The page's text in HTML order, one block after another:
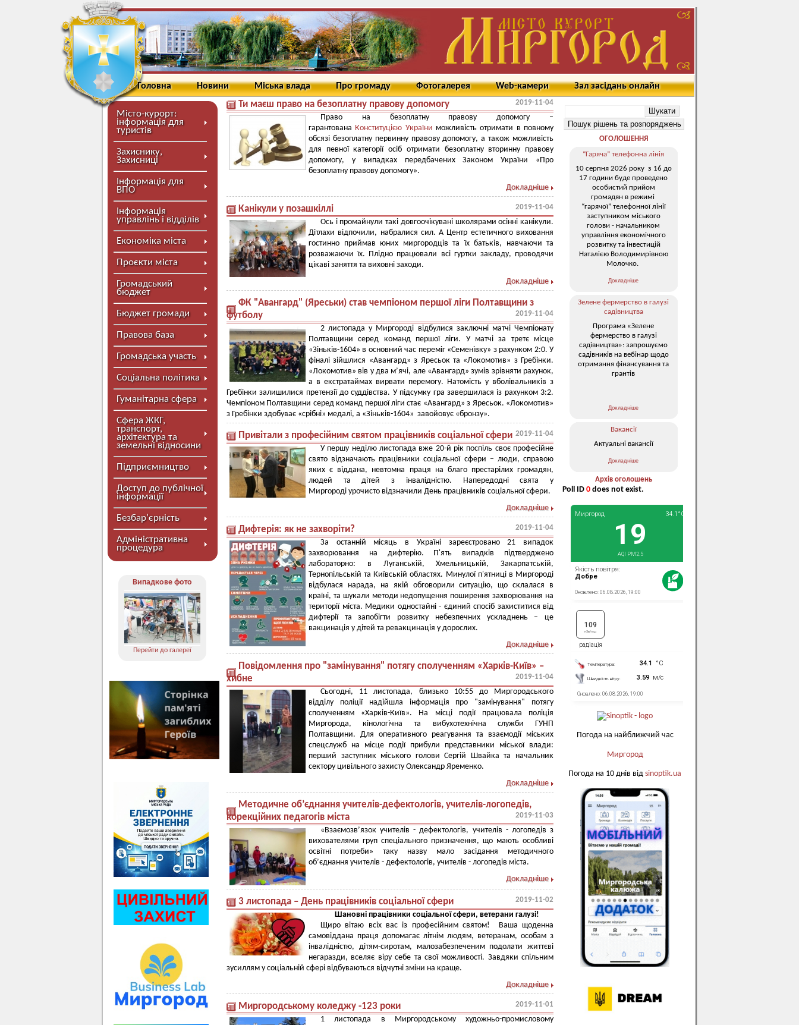
Головна Новини Міська влада Про громаду Фотогалерея Web-камери Зал засідань онлайн
Місто-курорт:
інформація для
туристів
Захиснику,
Захисниці
Інформація для
ВПО
Інформація
управлінь і відділів
Економіка міста
Проєкти міста
Громадський
бюджет
Бюджет громади
Правова база
Громадська участь
Соціальна політика
Гуманітарна сфера
Сфера ЖКГ,
транспорт,
архітектура та
земельні відносини
Підприємництво
Доступ до публічної
інформації
Безбар’єрність
Адміністративна
процедура
Випадкове фото
Перейти до галереї
Ти маєш право на безоплатну правову допомогу 2019-11-04
Право на безоплатну правову допомогу –
гарантована Конституцією України можливість отримати в повному
обсязі безоплатну первинну правову допомогу, а також можливість
для певної категорії осіб отримати безоплатну вторинну правову
допомогу, у випадках передбачених Законом України «Про
безоплатну правову допомогу».
Докладніше
Канікули у позашкіллі 2019-11-04
Ось і промайнули такі довгоочікувані школярами осінні канікули.
Дітлахи відпочили, набралися сил. А Центр естетичного виховання
гостинно приймав юних миргородців та їх батьків, навчаючи та
розважаючи їх. Плідно працювали всі гуртки закладу, проводячи
цікаві заняття та виховні заходи.
Докладніше
ФК "Авангард" (Яреськи) став чемпіоном першої ліги Полтавщини з
футболу
2019-11-04
2 листопада у Миргороді відбулися заключні матчі Чемпіонату
Полтавщини серед команд першої ліги. У матчі за третє місце
«Зіньків-1604» в основний час переміг «Семенівку» з рахунком 2:0. У
фіналі зійшлися «Авангард» з Яресьок та «Локомотив» з Гребінки.
«Локомотив» вів у два м’ячі, але «Авангард» зумів зрівняти рахунок,
а в екстратаймах вирвати перемогу. Натомість у вболівальників з
Гребінки залишилися претензії до суддівства. У підсумку гра завершилася із рахунком 3:2.
Чемпіоном Полтавщини серед команд першої ліги стає «Авангард» з Яресьок. «Локомотив»
з Гребінки здобуває «срібні» медалі, а «Зіньків-1604» завойовує «бронзу».
Привітали з професійним святом працівників соціальної сфери 2019-11-04
У першу неділю листопада вже 20-й рік поспіль своє професійне
свято відзначають працівники соціальної сфери – люди, справою
яких є віддана, невтомна праця на благо престарілих громадян,
людей та дітей з інвалідністю. Напередодні свята у
Миргороді урочисто відзначили День працівників соціальної сфери.
Докладніше
Дифтерія: як не захворіти? 2019-11-04
За останній місяць в Україні зареєстровано 21 випадок
захворювання на дифтерію. П'ять випадків підтверджено
лабораторно: в Луганській, Хмельницькій, Закарпатській,
Тернопільській та Київській областях. Минулої п'ятниці в Миргороді
відбулася нарада, на якій обговорили ситуацію, що склалася в
країні, та шукали методи недопущення поширення захворювання на
території міста. Медики одностайні - єдиний спосіб захиститися від
дифтерії та запобігти розвитку небезпечних ускладнень – це
вакцинація у дітей та ревакцинація у дорослих.
Докладніше
Повідомлення про "замінування" потягу сполученням «Харків-Київ» –
хибне
2019-11-04
Сьогодні, 11 листопада, близько 10:55 до Миргородського
відділу поліції надійшла інформація про "замінування" потягу
сполученням «Харків-Київ». На місці події працювала поліція
Миргорода, кінологічна та вибухотехнічна служби ГУНП
Полтавщини. Для оперативного реагування та взаємодії міських
спецслужб на місце події прибули представники міської влади:
перший заступник міського голови Сергій Швайка та начальник
сектору цивільного захисту Олександр Яременко.
Докладніше
Методичне об’єднання учителів-дефектологів, учителів-логопедів,
корекційних педагогів міста
2019-11-03
«Взаємозв’язок учителів - дефектологів, учителів - логопедів з
вихователями груп спеціального призначення, що мають особливі
освітні потреби» таку назву мало засідання методичного
об’єднання учителів - дефектологів, учителів - логопедів міста.
Докладніше
3 листопада – День працівників соціальної сфери 2019-11-02
Шановні працівники соціальної сфери, ветерани галузі!
Щиро вітаю всіх вас із професійним святом! Ваша щоденна
самовіддана праця допомагає літнім людям, ветеранам, особам з
інвалідністю, дітям-сиротам, малозабезпеченим подолати життєві
негаразди, вселяє віру себе та свої можливості. Завдяки спільним
зусиллям у соціальній сфері відбуваються відчутні зміни на краще.
Докладніше
Миргородському коледжу -123 роки 2019-11-01
1 листопада в Миргородському художньо-промисловому
ОГОЛОШЕННЯ
“Гаряча” телефонна лінія
10 серпня 2026 року з 16 до
17 години буде проведено
особистий прийом
громадян в режимі
“гарячої” телефонної лінії
заступником міського
голови - начальником
управління економічного
розвитку та інвестицій
Наталією Володимирівною
Молочко.
Докладніше
Зелене фермерство в галузі
садівництва
Програма «Зелене
фермерство в галузі
садівництва»: запрошуємо
садівників на вебінар щодо
отримання фінансування та
грантів
Докладніше
Вакансії
Актуальні вакансії
Докладніше
Архів оголошень
Poll ID 0 does not exist.
Погода на найближчий час
Миргород
Погода на 10 днів від sinoptik.ua